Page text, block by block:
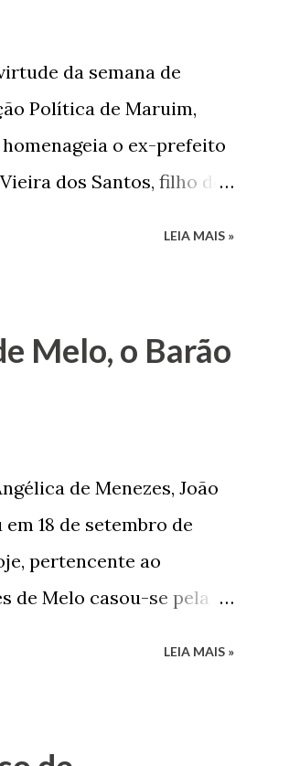
da semana de
Política de Maruim,
o ex-prefeito
dos Santos, filho de
o trabalho em
No comércio foi
uma panificação. “Ao
fora de seu horário
LEIA MAIS »
Melo, o Barão
de Menezes, João
18 de setembro de
pertencente ao
de Melo casou-se pela
LEIA MAIS »